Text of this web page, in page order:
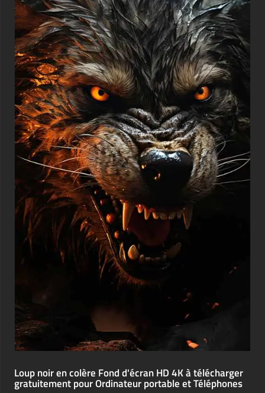
Loup noir en colère Fond d'écran HD 4K à télécharger
gratuitement pour Ordinateur portable et Téléphones